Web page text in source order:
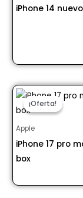
iPhone 14 nuevo
¡Oferta!
¡Oferta!
Apple
iPhone 17 pro
box